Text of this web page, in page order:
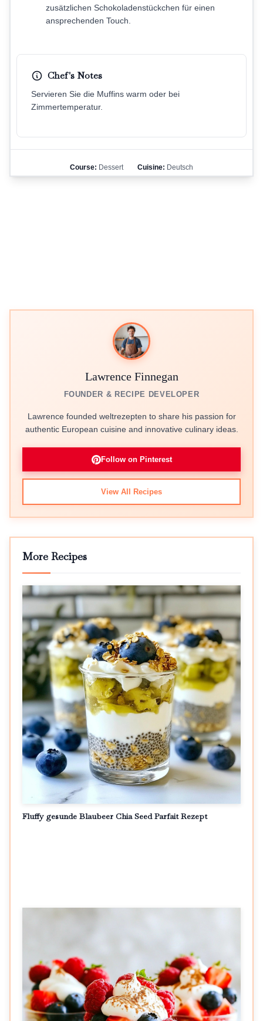
zusätzlichen Schokoladenstückchen für einen
ansprechenden Touch.
Chef's Notes
Servieren Sie die Muffins warm oder bei
Zimmertemperatur.
Course: Dessert Cuisine: Deutsch
Lawrence Finnegan
FOUNDER & RECIPE DEVELOPER
Lawrence founded weltrezepten to share his passion for
authentic European cuisine and innovative culinary ideas.
Follow on Pinterest
View All Recipes
More Recipes
Fluffy gesunde Blaubeer Chia Seed Parfait Rezept